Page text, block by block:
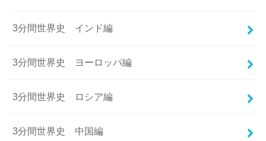
3分間世界史 インド編
3分間世界史 ヨーロッパ編
3分間世界史 ロシア編
3分間世界史 中国編